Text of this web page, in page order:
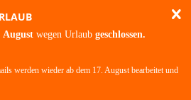
August wegen Urlaub geschlossen.
werden wieder ab dem 17. August bearbeitet und